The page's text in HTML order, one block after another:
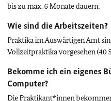
bis zu max. 6 Monate dauern.
Wie sind die Arbeitszeiten?
Praktika im Auswärtigen Amt
Vollzeitpraktika vorgesehen (40
Bekomme ich ein eigenes
Computer?
Die Praktikant*innen